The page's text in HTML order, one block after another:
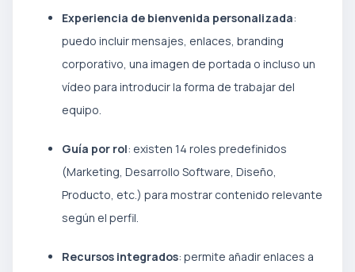
Experiencia de bienvenida personalizada:
puedo incluir mensajes, enlaces, branding
corporativo, una imagen de portada o incluso un
vídeo para introducir la forma de trabajar del
equipo.
Guía por rol: existen 14 roles predefinidos
(Marketing, Desarrollo Software, Diseño,
Producto, etc.) para mostrar contenido relevante
según el perfil.
Recursos integrados: permite añadir enlaces a